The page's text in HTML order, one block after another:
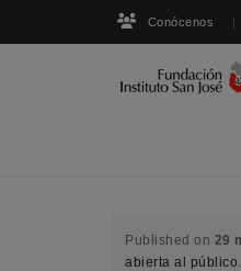
Conócenos
Published on 29
abierta al